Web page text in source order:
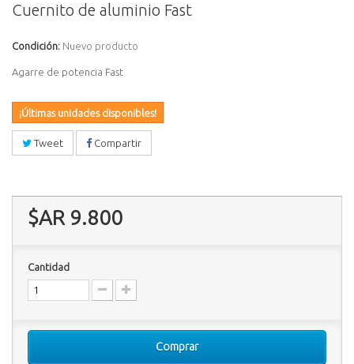
Cuernito de aluminio Fast
Condición: Nuevo producto
Agarre de potencia Fast
¡Últimas unidades disponibles!
Tweet Compartir
$AR 9.800
Cantidad
Comprar